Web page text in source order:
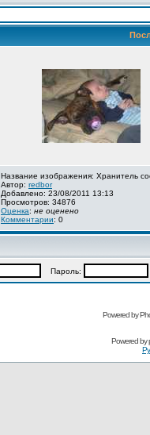
Название изображения: Хранитель
Автор: redbor
Добавлено: 23/08/2011 13:13
Просмотров: 34876
Оценка: не оценено
Комментарии: 0
Пароль:
Powered by
Powered by